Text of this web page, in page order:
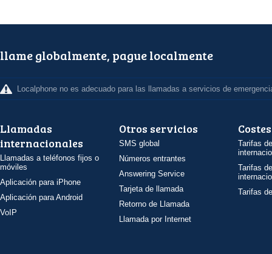
llame globalmente, pague localmente
Localphone no es adecuado para las llamadas a servicios de
Llamadas
internacionales
Llamadas a teléfonos fijos o
móviles
Aplicación para iPhone
Aplicación para Android
VoIP
Otros servicios
SMS global
Números entrantes
Answering Service
Tarjeta de llamada
Retorno de Llamada
Llamada por Internet
Costes
Tarifas
Tarifas
Tarifas